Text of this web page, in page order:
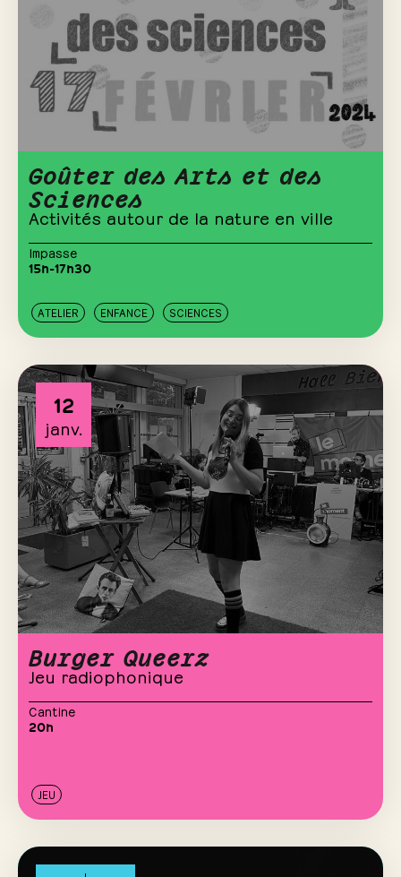
Goûter des Arts et des
Sciences
Activités autour de la nature en ville
Impasse
15h-17h30
ATELIER ENFANCE SCIENCES
12
janv.
Burger Queerz
Jeu radiophonique
Cantine
20h
JEU